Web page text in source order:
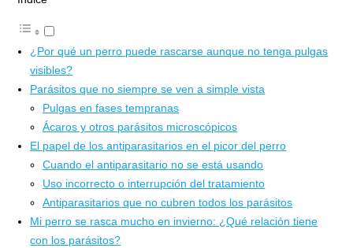
¿Por qué un perro puede rascarse aunque no tenga pulgas
visibles?
Parásitos que no siempre se ven a simple vista
Pulgas en fases tempranas
Ácaros y otros parásitos microscópicos
El papel de los antiparasitarios en el picor del perro
Cuando el antiparasitario no se está usando
Uso incorrecto o interrupción del tratamiento
Antiparasitarios que no cubren todos los parásitos
Mi perro se rasca mucho en invierno: ¿Qué relación tiene
con los parásitos?